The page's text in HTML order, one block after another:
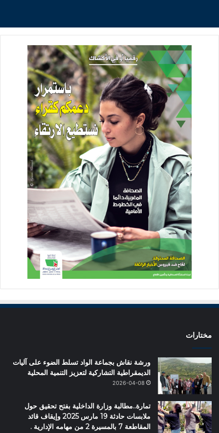
مختارات
ورشة نقاش بجماعة الواد تسلط الضوء على آليات
الديمقراطية التشاركية لتعزيز التنمية المحلية
2026-04-08
تمارة..مطالبة وزارة الداخلية بفتح تحقيق حول
ملابسات حادثة 19 مارس 2025 وإيقاف قائد
المقاطعة 7 بالمسيرة 2 من مهامه الإدارية .